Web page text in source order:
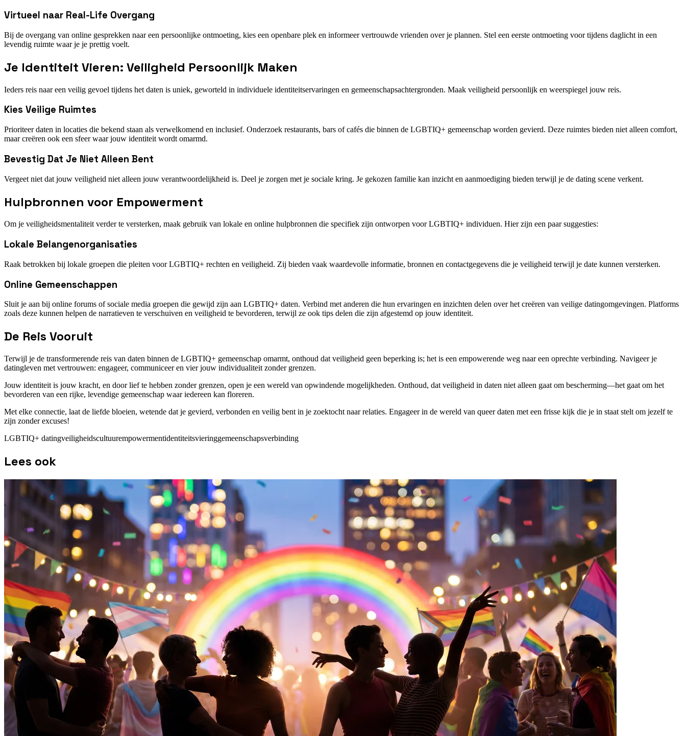
Virtueel naar Real-Life Overgang
Bij de overgang van online gesprekken naar een persoonlijke ontmoeting, kies een openbare plek en informeer vertrouwde vrienden over je plannen. Stel een eerste ontmoeting voor tijdens daglicht in een
levendig ruimte waar je je prettig voelt.
Je Identiteit Vieren: Veiligheid Persoonlijk Maken
Ieders reis naar een veilig gevoel tijdens het daten is uniek, geworteld in individuele identiteitservaringen en gemeenschapsachtergronden. Maak veiligheid persoonlijk en weerspiegel jouw reis.
Kies Veilige Ruimtes
Prioriteer daten in locaties die bekend staan als verwelkomend en inclusief. Onderzoek restaurants, bars of cafés die binnen de LGBTIQ+ gemeenschap worden gevierd. Deze ruimtes bieden niet alleen comfort,
maar creëren ook een sfeer waar jouw identiteit wordt omarmd.
Bevestig Dat Je Niet Alleen Bent
Vergeet niet dat jouw veiligheid niet alleen jouw verantwoordelijkheid is. Deel je zorgen met je sociale kring. Je gekozen familie kan inzicht en aanmoediging bieden terwijl je de dating scene verkent.
Hulpbronnen voor Empowerment
Om je veiligheidsmentaliteit verder te versterken, maak gebruik van lokale en online hulpbronnen die specifiek zijn ontworpen voor LGBTIQ+ individuen. Hier zijn een paar suggesties:
Lokale Belangenorganisaties
Raak betrokken bij lokale groepen die pleiten voor LGBTIQ+ rechten en veiligheid. Zij bieden vaak waardevolle informatie, bronnen en contactgegevens die je veiligheid terwijl je date kunnen versterken.
Online Gemeenschappen
Sluit je aan bij online forums of sociale media groepen die gewijd zijn aan LGBTIQ+ daten. Verbind met anderen die hun ervaringen en inzichten delen over het creëren van veilige datingomgevingen. Platforms
zoals deze kunnen helpen de narratieven te verschuiven en veiligheid te bevorderen, terwijl ze ook tips delen die zijn afgestemd op jouw identiteit.
De Reis Vooruit
Terwijl je de transformerende reis van daten binnen de LGBTIQ+ gemeenschap omarmt, onthoud dat veiligheid geen beperking is; het is een empowerende weg naar een oprechte verbinding. Navigeer je
datingleven met vertrouwen: engageer, communiceer en vier jouw individualiteit zonder grenzen.
Jouw identiteit is jouw kracht, en door lief te hebben zonder grenzen, open je een wereld van opwindende mogelijkheden. Onthoud, dat veiligheid in daten niet alleen gaat om bescherming—het gaat om het
bevorderen van een rijke, levendige gemeenschap waar iedereen kan floreren.
Met elke connectie, laat de liefde bloeien, wetende dat je gevierd, verbonden en veilig bent in je zoektocht naar relaties. Engageer in de wereld van queer daten met een frisse kijk die je in staat stelt om jezelf te
zijn zonder excuses!
LGBTIQ+ datingveiligheidscultuurempowermentidentiteitsvieringgemeenschapsverbinding
Lees ook